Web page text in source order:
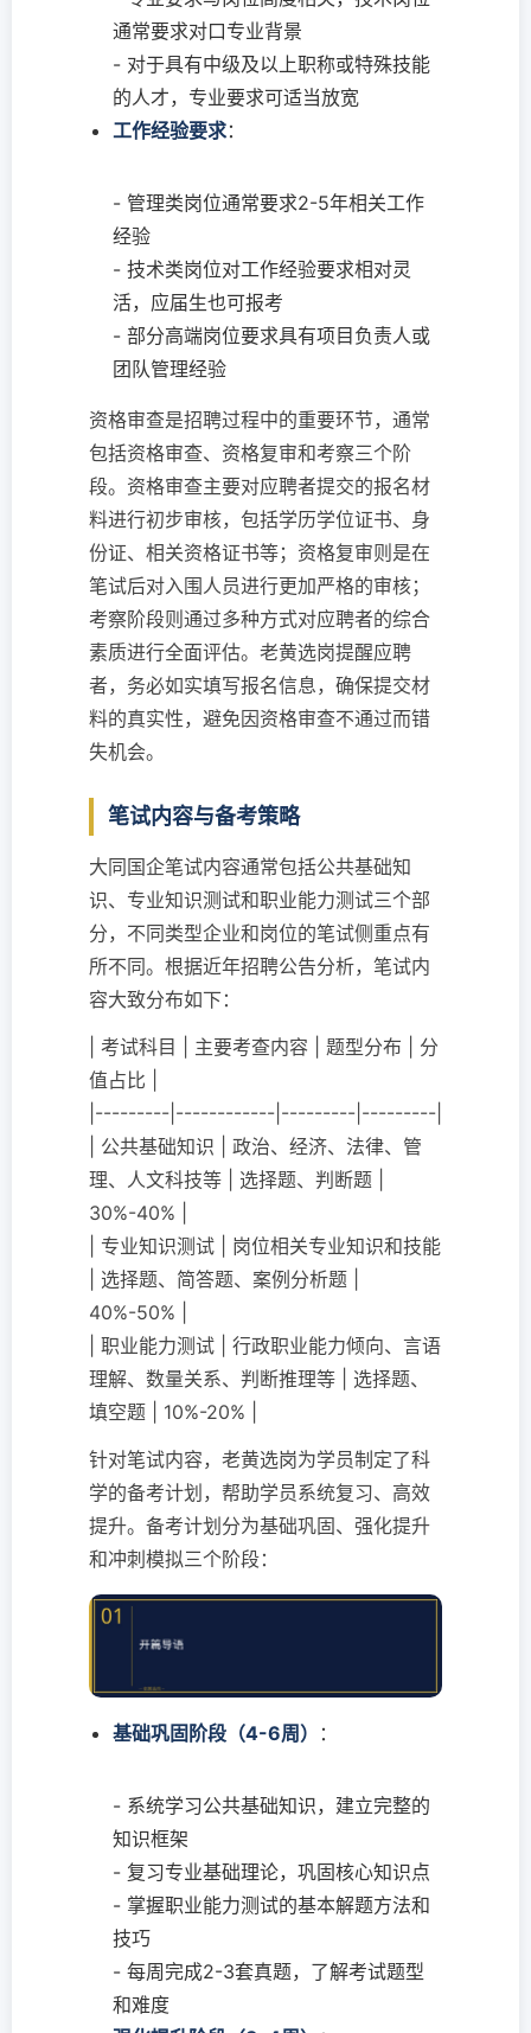
通常要求对口专业背景
- 对于具有中级及以上职称或特殊技能
的人才，专业要求可适当放宽
工作经验要求：
- 管理类岗位通常要求2-5年相关工作
经验
- 技术类岗位对工作经验要求相对灵
活，应届生也可报考
- 部分高端岗位要求具有项目负责人或
团队管理经验
资格审查是招聘过程中的重要环节，通常
包括资格审查、资格复审和考察三个阶
段。资格审查主要对应聘者提交的报名材
料进行初步审核，包括学历学位证书、身
份证、相关资格证书等；资格复审则是在
笔试后对入围人员进行更加严格的审核；
考察阶段则通过多种方式对应聘者的综合
素质进行全面评估。老黄选岗提醒应聘
者，务必如实填写报名信息，确保提交材
料的真实性，避免因资格审查不通过而错
失机会。
笔试内容与备考策略
大同国企笔试内容通常包括公共基础知
识、专业知识测试和职业能力测试三个部
分，不同类型企业和岗位的笔试侧重点有
所不同。根据近年招聘公告分析，笔试内
容大致分布如下：
| 考试科目 | 主要考查内容 | 题型分布 | 分
值占比 |
|---------|------------|---------|---------|
| 公共基础知识 | 政治、经济、法律、管
理、人文科技等 | 选择题、判断题 |
30%-40% |
| 专业知识测试 | 岗位相关专业知识和技能
| 选择题、简答题、案例分析题 |
40%-50% |
| 职业能力测试 | 行政职业能力倾向、言语
理解、数量关系、判断推理等 | 选择题、
填空题 | 10%-20% |
针对笔试内容，老黄选岗为学员制定了科
学的备考计划，帮助学员系统复习、高效
提升。备考计划分为基础巩固、强化提升
和冲刺模拟三个阶段：
基础巩固阶段（4-6周） ：
- 系统学习公共基础知识，建立完整的
知识框架
- 复习专业基础理论，巩固核心知识点
- 掌握职业能力测试的基本解题方法和
技巧
- 每周完成2-3套真题，了解考试题型
和难度